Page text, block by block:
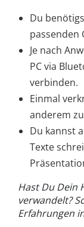
Du
passenden
Je nach
PC via
verbinden.
Einmal
anderem
Du kannst
Texte
Hast Du Dein
verwandelt?
Erfahrungen